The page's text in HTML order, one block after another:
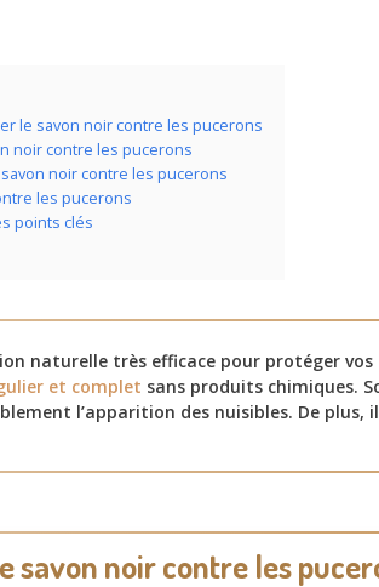
le savon noir contre les pucerons
noir contre les pucerons
noir contre les pucerons
les pucerons
points clés
naturelle très efficace pour protéger vos
et complet sans produits chimiques.
l’apparition des nuisibles. De plus,
savon noir contre les